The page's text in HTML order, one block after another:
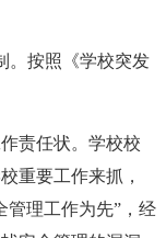
。按照《学校突发
责任状。学校校
重要工作来抓，
管理工作为先”，经